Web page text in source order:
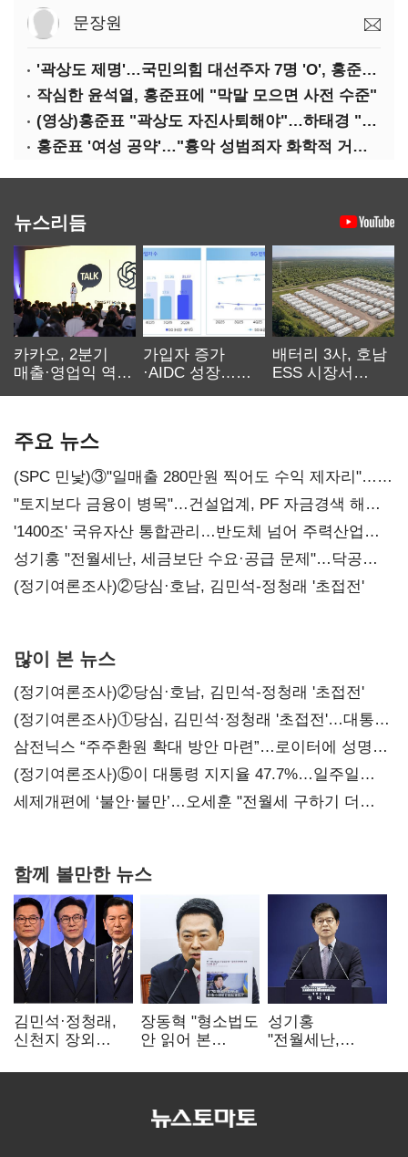
문장원
'곽상도 제명'…국민의힘 대선주자 7명 'O', 홍준표 '△'
작심한 윤석열, 홍준표에 "막말 모으면 사전 수준"
(영상)홍준표 "곽상도 자진사퇴해야"…하태경 "한가한 뒷북"
홍준표 '여성 공약'…"흉악 성범죄자 화학적 거세 추진"
뉴스리듬
카카오, 2분기
매출·영업익 역대
가입자 증가
·AIDC 성장…
배터리 3사, 호남
ESS 시장서
주요 뉴스
(SPC 민낯)③"일매출 280만원 찍어도 수익 제자리"…
점주 울리는 '상시 할인'
"토지보다 금융이 병목"…건설업계, PF 자금경색 해소
목소리
'1400조' 국유자산 통합관리…반도체 넘어 주력산업
구조혁신
성기홍 "전월세난, 세금보단 수요·공급 문제"…닥공
시사
(정기여론조사)②당심·호남, 김민석-정청래 '초접전'
많이 본 뉴스
(정기여론조사)②당심·호남, 김민석-정청래 '초접전'
(정기여론조사)①당심, 김민석·정청래 '초접전'…대통령
지지도 '50% 아래로'(종합)
삼전닉스 “주주환원 확대 방안 마련”…로이터에 성명
보내
(정기여론조사)⑤이 대통령 지지율 47.7%…일주일
만에 다시 40%대
세제개편에 ‘불안·불만’…오세훈 "전월세 구하기 더
함께 볼만한 뉴스
김민석·정청래,
신천지 장외
"호남 계몽 규탄"
장동혁 "형소법도
안 읽어 본
속도로 무너질
성기홍
"전월세난,
공급 문제"…닥공